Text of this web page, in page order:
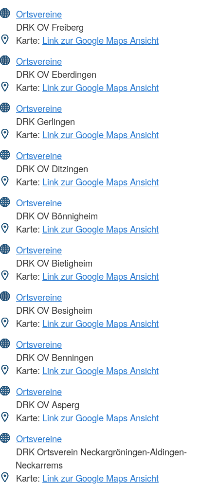
Ortsvereine
DRK OV Freiberg
Karte: Link zur Google Maps Ansicht
Ortsvereine
DRK OV Eberdingen
Karte: Link zur Google Maps Ansicht
Ortsvereine
DRK Gerlingen
Karte: Link zur Google Maps Ansicht
Ortsvereine
DRK OV Ditzingen
Karte: Link zur Google Maps Ansicht
Ortsvereine
DRK OV Bönnigheim
Karte: Link zur Google Maps Ansicht
Ortsvereine
DRK OV Bietigheim
Karte: Link zur Google Maps Ansicht
Ortsvereine
DRK OV Besigheim
Karte: Link zur Google Maps Ansicht
Ortsvereine
DRK OV Benningen
Karte: Link zur Google Maps Ansicht
Ortsvereine
DRK OV Asperg
Karte: Link zur Google Maps Ansicht
Ortsvereine
DRK Ortsverein Neckargröningen-Aldingen-
Neckarrems
Karte: Link zur Google Maps Ansicht